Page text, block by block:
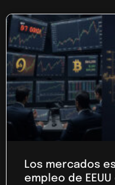
Los mercados
empleo de